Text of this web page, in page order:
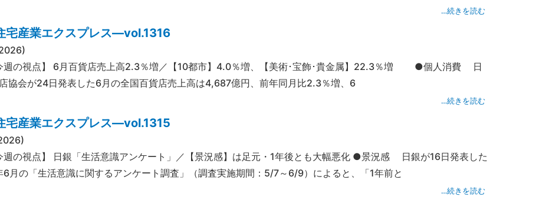
…続きを読む
宅産業エクスプレス―vol.1316
週の視点】 6月百貨店売上高2.3％増／【10都市】4.0％増、【美術･宝飾･貴金属】22.3％増 ●個人消費 日
協会が24日発表した6月の全国百貨店売上高は4,687億円、前年同月比2.3％増、6
…続きを読む
宅産業エクスプレス―vol.1315
週の視点】 日銀「生活意識アンケート」／【景況感】は足元・1年後とも大幅悪化 ●景況感 日銀が16日発表した
月の「生活意識に関するアンケート調査」（調査実施期間：5/7～6/9）によると、「1年前と
…続きを読む